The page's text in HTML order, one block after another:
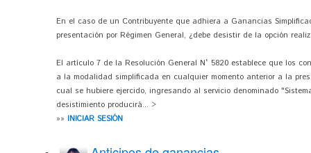
En el caso de un Contribuyente que adhiera a Ganancias
presentación por Régimen General, ¿debe desistir de la opción
El artículo 7 de la Resolución General N° 5820 establece que los
a la modalidad simplificada en cualquier momento anterior a la
cual se hubiere ejercido, ingresando al servicio denominado
desistimiento producirá... >
»» INICIAR SESIÓN